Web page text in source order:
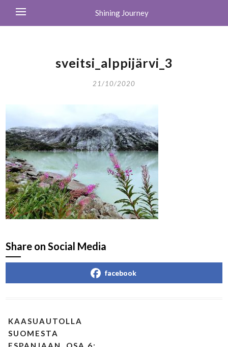
Shining Journey
sveitsi_alppijärvi_3
21/10/2020
Share on Social Media
facebook
KAASUAUTOLLA
SUOMESTA